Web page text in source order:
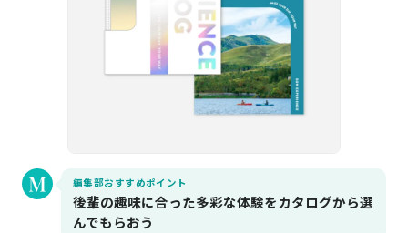
編集部おすすめポイント
後輩の趣味に合った多彩な体験をカタログから選
んでもらおう